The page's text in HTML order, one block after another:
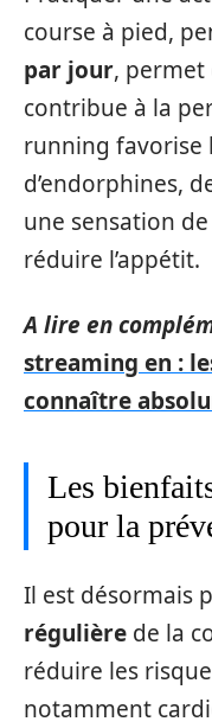
course à pied,
par jour, permet
contribue à la
running favorise
d’endorphines,
une sensation
réduire l’appétit.
A lire en
streaming en :
connaître
Les
pour la
Il est désormais
régulière de la
réduire les
notamment